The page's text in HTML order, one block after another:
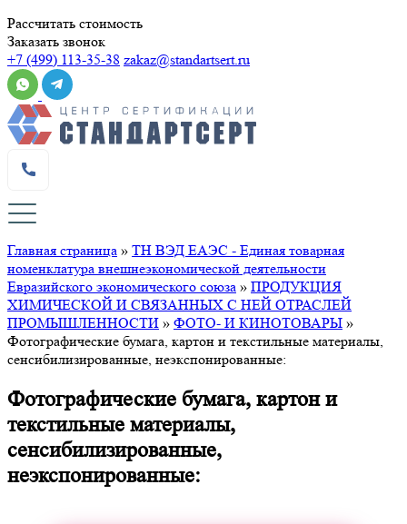
Рассчитать стоимость
Заказать звонок
+7 (499) 113-35-38 zakaz@standartsert.ru
Главная страница » ТН ВЭД ЕАЭС - Единая товарная
номенклатура внешнеэкономической деятельности
Евразийского экономического союза » ПРОДУКЦИЯ
ХИМИЧЕСКОЙ И СВЯЗАННЫХ С НЕЙ ОТРАСЛЕЙ
ПРОМЫШЛЕННОСТИ » ФОТО- И КИНОТОВАРЫ »
Фотографические бумага, картон и текстильные материалы,
сенсибилизированные, неэкспонированные:
Фотографические бумага, картон и
текстильные материалы,
сенсибилизированные,
неэкспонированные: